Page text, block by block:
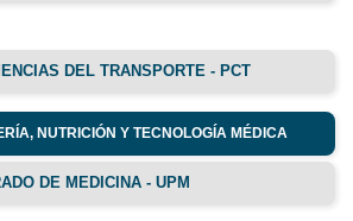
DEL TRANSPORTE - PCT
NUTRICIÓN Y TECNOLOGÍA MÉDICA
DE MEDICINA - UPM